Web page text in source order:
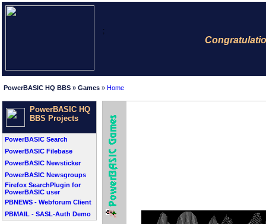
;
PowerBASIC HQ BBS » Games » Home
PowerBASIC HQ
BBS Projects
PowerBASIC Search
PowerBASIC Filebase
PowerBASIC Newsticker
PowerBASIC Newsgroups
Firefox SearchPlugin for
PowerBASIC user
PBNEWS - Webforum Client
PBMAIL - SASL-Auth Demo